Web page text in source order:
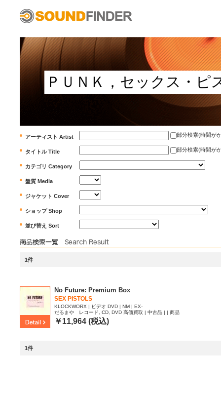
アーティスト Artist 部分検索(時間が
タイトル Title 部分検索(時間が
カテゴリ Category
盤質 Media
ジャケット Cover
ショップ Shop
並び替え Sort
1件
No Future: Premium Box
SEX PISTOLS
KLOCKWORX | ビデオ DVD | NM | EX-
だるまや レコード, CD, DVD 高価買取 | 中古品 | | 商品
ID:2462683
￥11,964 (税込)
1件